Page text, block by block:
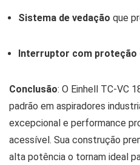
Sistema de vedação que
Interruptor com
Conclusão: O Einhell TC-VC
padrão em aspiradores
excepcional e performance
acessível. Sua construção
alta potência o tornam ideal